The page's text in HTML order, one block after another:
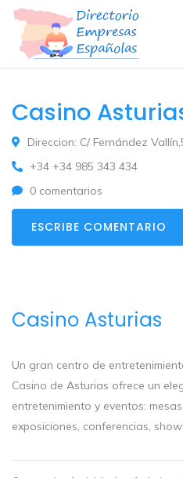
Casino
Direccion: C/ Fernández
+34 +34 985 343 434
0 comentarios
ESCRIBE COMENTARIO
Casino Asturias
Un gran centro de
Casino de Asturias ofrece un
entretenimiento y eventos:
exposiciones, conferencias,